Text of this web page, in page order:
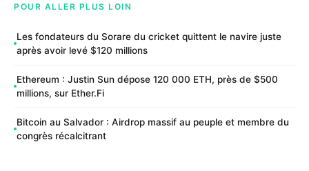
POUR ALLER PLUS LOIN
Les fondateurs du Sorare du cricket quittent le navire juste
après avoir levé $120 millions
Ethereum : Justin Sun dépose 120 000 ETH, près de $500
millions, sur Ether.Fi
Bitcoin au Salvador : Airdrop massif au peuple et membre du
congrès récalcitrant